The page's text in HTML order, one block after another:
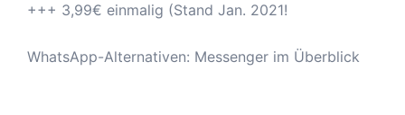
+++ 3,99€ einmalig (Stand Jan. 2021!
WhatsApp-Alternativen: Messenger im Überblick